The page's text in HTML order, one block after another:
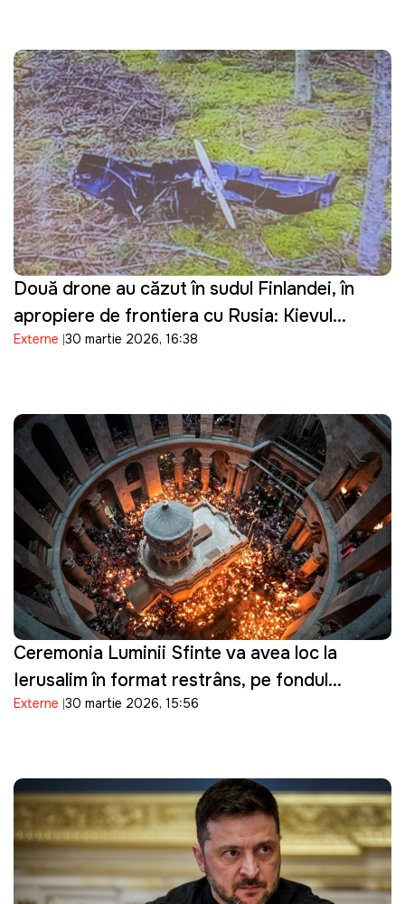
Două drone au căzut în sudul Finlandei, în
apropiere de frontiera cu Rusia: Kievul
prezintă scuze
Externe 30 martie 2026, 16:38
Ceremonia Luminii Sfinte va avea loc la
Ierusalim în format restrâns, pe fondul
tensiunilor de securitate
Externe 30 martie 2026, 15:56